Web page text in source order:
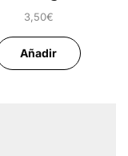
3,50€
Añadir